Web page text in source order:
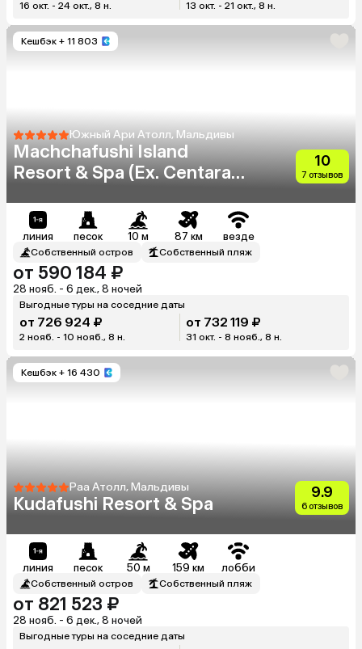
16 окт. - 24 окт., 8 н. 13 окт. - 21 окт., 8 н.
Кешбэк + 11 803
Южный Ари Атолл, Мальдивы
Machchafushi Island
Resort & Spa (Ex. Centara
Maldives)
10
7 отзывов
линия песок 10 м 87 км везде
Собственный остров Собственный пляж
от 590 184 ₽
28 нояб. - 6 дек., 8 ночей
Выгодные туры на соседние даты
от 726 924 ₽
2 нояб. - 10 нояб., 8 н.
от 732 119 ₽
31 окт. - 8 нояб., 8 н.
Кешбэк + 16 430
Раа Атолл, Мальдивы
Kudafushi Resort & Spa
9.9
6 отзывов
линия песок 50 м 159 км лобби
Собственный остров Собственный пляж
от 821 523 ₽
28 нояб. - 6 дек., 8 ночей
Выгодные туры на соседние даты